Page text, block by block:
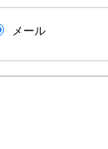
メール